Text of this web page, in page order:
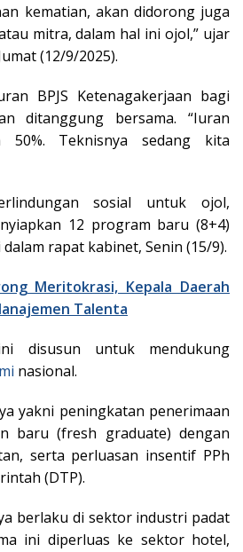
kematian, akan didorong juga
mitra, dalam hal ini ojol,” ujar
(12/9/2025).
BPJS Ketenagakerjaan bagi
ditanggung bersama. “Iuran
50%. Teknisnya sedang kita
sosial untuk ojol,
12 program baru (8+4)
rapat kabinet, Senin (15/9).
Meritokrasi, Kepala Daerah
Talenta
disusun untuk mendukung
nasional.
yakni peningkatan penerimaan
baru (fresh graduate) dengan
serta perluasan insentif PPh
(DTP).
berlaku di sektor industri padat
ini diperluas ke sektor hotel,